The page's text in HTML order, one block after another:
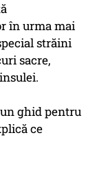
în urma mai
străini
sacre,
ghid pentru
ce